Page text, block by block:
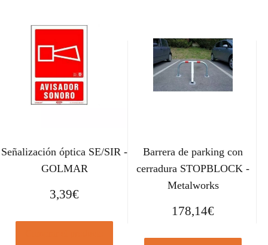
Señalización óptica SE/SIR -
GOLMAR
3,39€
Barrera de parking con
cerradura STOPBLOCK -
Metalworks
178,14€